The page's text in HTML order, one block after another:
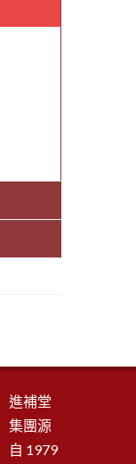
進補堂
集團源
自 1979